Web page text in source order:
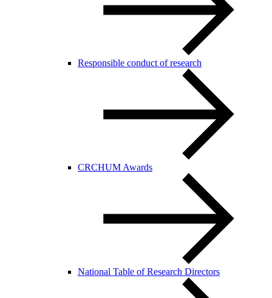
Responsible conduct of research
CRCHUM Awards
National Table of Research Directors